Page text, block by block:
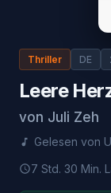
Thriller DE
Leere
von Juli Zeh
Gelesen von
7 Std. 30 Min.